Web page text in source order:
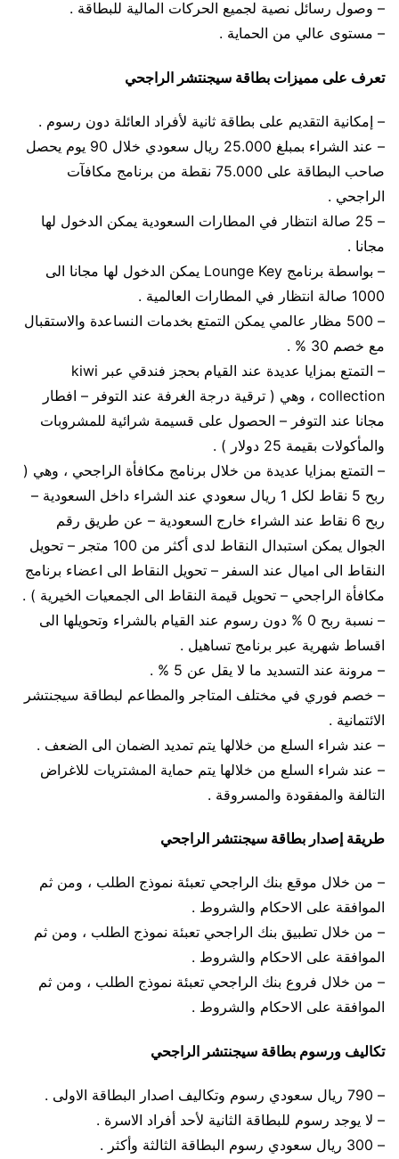
– وصول رسائل نصية لجميع الحركات المالية للبطاقة .
– مستوى عالي من الحماية .
تعرف على مميزات بطاقة سيجنتشر الراجحي
– إمكانية التقديم على بطاقة ثانية لأفراد العائلة دون رسوم .
– عند الشراء بمبلغ 25.000 ريال سعودي خلال 90 يوم يحصل
صاحب البطاقة على 75.000 نقطة من برنامج مكافآت
الراجحي .
– 25 صالة انتظار في المطارات السعودية يمكن الدخول لها
مجانا .
– بواسطة برنامج Lounge Key يمكن الدخول لها مجانا الى
1000 صالة انتظار في المطارات العالمية .
– 500 مظار عالمي يمكن التمتع بخدمات النساعدة والاستقبال
مع خصم 30 % .
– التمتع بمزايا عديدة عند القيام بحجز فندقي عبر kiwi
collection ، وهي ( ترقية درجة الغرفة عند التوفر – افطار
مجانا عند التوفر – الحصول على قسيمة شرائية للمشروبات
والمأكولات بقيمة 25 دولار ) .
– التمتع بمزايا عديدة من خلال برنامج مكافأة الراجحي ، وهي (
ربح 5 نقاط لكل 1 ريال سعودي عند الشراء داخل السعودية –
ربح 6 نقاط عند الشراء خارج السعودية – عن طريق رقم
الجوال يمكن استبدال النقاط لدى أكثر من 100 متجر – تحويل
النقاط الى اميال عند السفر – تحويل النقاط الى اعضاء برنامج
مكافأة الراجحي – تحويل قيمة النقاط الى الجمعيات الخيرية ) .
– نسبة ربح 0 % دون رسوم عند القيام بالشراء وتحويلها الى
اقساط شهرية عبر برنامج تساهيل .
– مرونة عند التسديد ما لا يقل عن 5 % .
– خصم فوري في مختلف المتاجر والمطاعم لبطاقة سيجنتشر
الائتمانية .
– عند شراء السلع من خلالها يتم تمديد الضمان الى الضعف .
– عند شراء السلع من خلالها يتم حماية المشتريات للاغراض
التالفة والمفقودة والمسروقة .
طريقة إصدار بطاقة سيجنتشر الراجحي
– من خلال موقع بنك الراجحي تعبئة نموذج الطلب ، ومن ثم
الموافقة على الاحكام والشروط .
– من خلال تطبيق بنك الراجحي تعبئة نموذج الطلب ، ومن ثم
الموافقة على الاحكام والشروط .
– من خلال فروع بنك الراجحي تعبئة نموذج الطلب ، ومن ثم
الموافقة على الاحكام والشروط .
تكاليف ورسوم بطاقة سيجنتشر الراجحي
– 790 ريال سعودي رسوم وتكاليف اصدار البطاقة الاولى .
– لا يوجد رسوم للبطاقة الثانية لأحد أفراد الاسرة .
– 300 ريال سعودي رسوم البطاقة الثالثة وأكثر .